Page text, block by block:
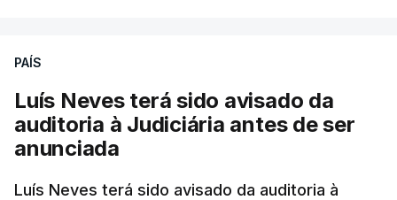
PAÍS
Luís Neves terá sido avisado da
auditoria à Judiciária antes de ser
anunciada
Luís Neves terá sido avisado da auditoria à